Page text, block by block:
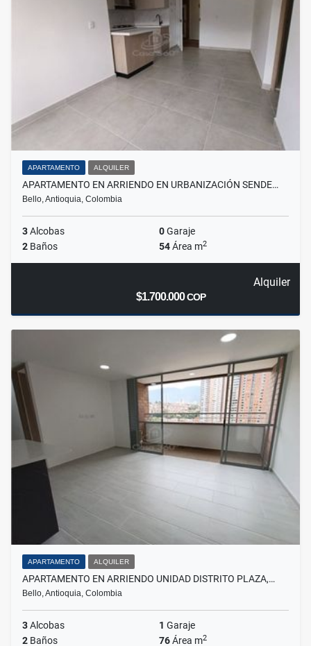
APARTAMENTO ALQUILER
APARTAMENTO EN ARRIENDO EN URBANIZACIÓN SENDE…
Bello, Antioquia, Colombia
3Alcobas 0Garaje
2 Baños 54Área m2
Alquiler
$1.700.000COP
APARTAMENTO ALQUILER
APARTAMENTO EN ARRIENDO UNIDAD DISTRITO PLAZA,…
Bello, Antioquia, Colombia
3Alcobas 1 Garaje
2 Baños 76Área m2